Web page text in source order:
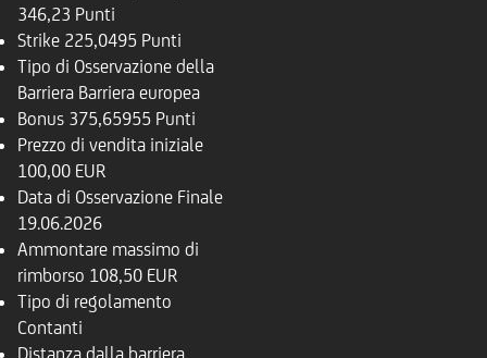
346,23 Punti
Strike 225,0495 Punti
Tipo di Osservazione della
Barriera Barriera europea
Bonus 375,65955 Punti
Prezzo di vendita iniziale
100,00 EUR
Data di Osservazione Finale
19.06.2026
Ammontare massimo di
rimborso 108,50 EUR
Tipo di regolamento
Contanti
Distanza dalla barriera